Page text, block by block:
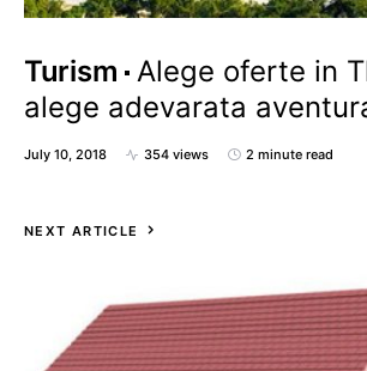
Turism Alege oferte in
alege adevarata
July 10, 2018 354 views 2 minute read
NEXT ARTICLE